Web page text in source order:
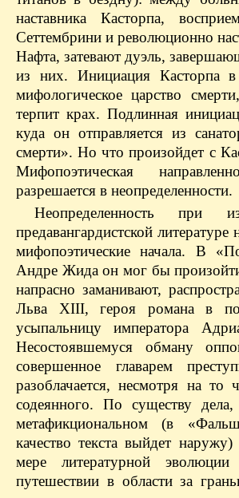
наставника Касторпа,
Сеттембрини и революционно
Нафта, затевают дуэль,
из них. Инициация Касторпа
мифологическое царство
терпит крах. Подлинная
куда он отправляется из
смерти». Но что произойдет с
Мифопоэтическая
разрешается в неопределенности.
Неопределенность при
предавангардистской литературе
мифопоэтические начала. В
Андре Жида он мог бы
напрасно заманивают,
Льва XIII, героя романа в
усыпальницу императора
Несостоявшемуся обману
совершенное главарем
разоблачается, несмотря на то
содеянного. По существу
метафикциональном (в
качество текста выйдет
мере литературной
путешествии в области за